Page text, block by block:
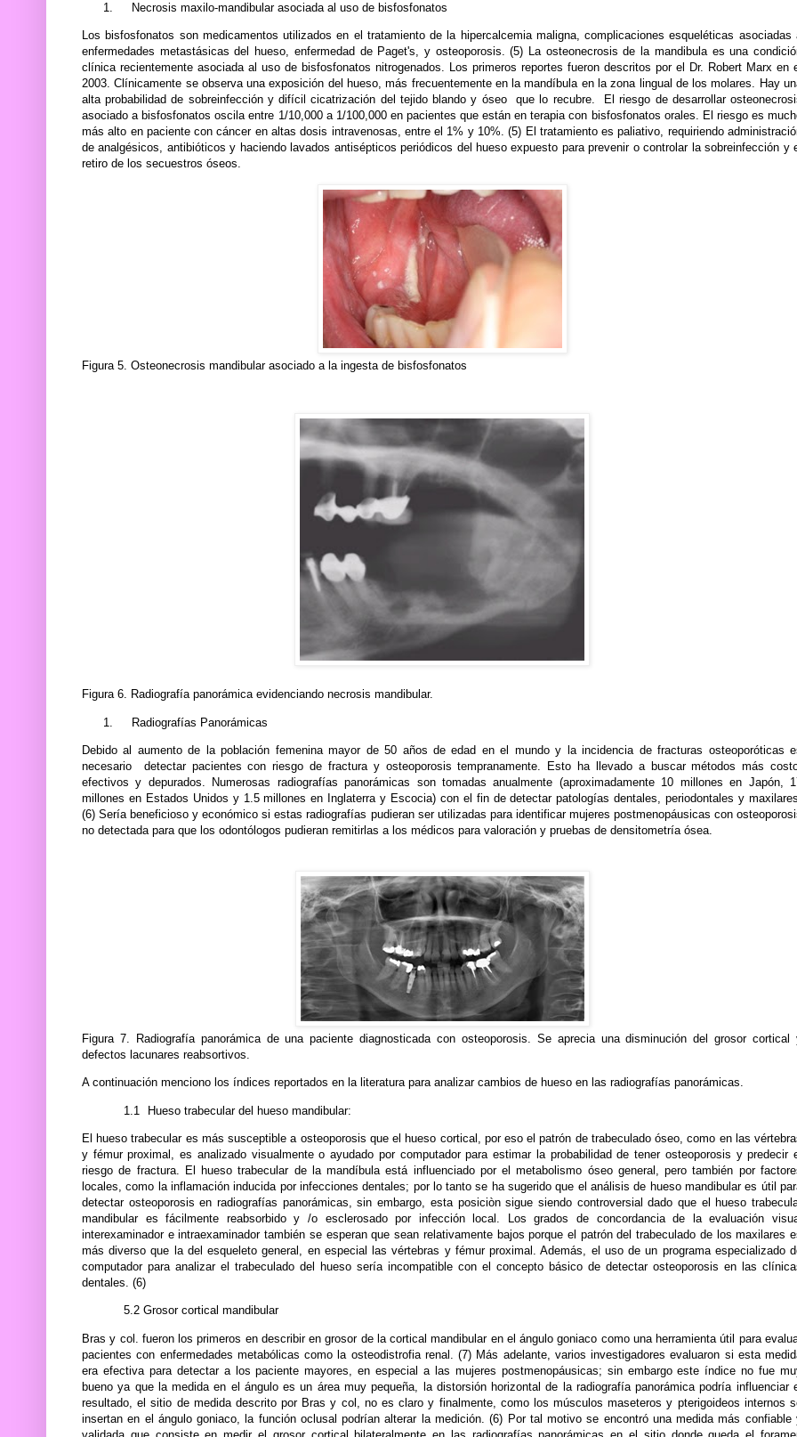
1. Necrosis maxilo-mandibular asociada al uso de bisfosfonatos
Los bisfosfonatos son medicamentos utilizados en el tratamiento de la hipercalcemia maligna, complicaciones esqueléticas asociadas
enfermedades metastásicas del hueso, enfermedad de Paget's, y osteoporosis. (5) La osteonecrosis de la mandibula es una
clínica recientemente asociada al uso de bisfosfonatos nitrogenados. Los primeros reportes fueron descritos por el Dr. Robert Marx en
2003. Clínicamente se observa una exposición del hueso, más frecuentemente en la mandíbula en la zona lingual de los molares. Hay
alta probabilidad de sobreinfección y difícil cicatrización del tejido blando y óseo
que lo recubre.
El riesgo de desarrollar
asociado a bisfosfonatos oscila entre 1/10,000 a 1/100,000 en pacientes que están en terapia con bisfosfonatos orales. El riesgo es
más alto en paciente con cáncer en altas dosis intravenosas, entre el 1% y 10%. (5) El tratamiento es paliativo, requiriendo
de analgésicos, antibióticos y haciendo lavados antisépticos periódicos del hueso expuesto para prevenir o controlar la sobreinfección y
retiro de los secuestros óseos.
Figura 5. Osteonecrosis mandibular asociado a la ingesta de bisfosfonatos
Figura 6. Radiografía panorámica evidenciando necrosis mandibular.
1. Radiografías Panorámicas
Debido al aumento de la población femenina mayor de 50 años de edad en el mundo y la incidencia de fracturas osteoporóticas
necesario
detectar pacientes con riesgo de fractura y osteoporosis tempranamente. Esto ha llevado a buscar métodos más
efectivos y depurados. Numerosas radiografías panorámicas son tomadas anualmente (aproximadamente 10 millones en Japón,
millones en Estados Unidos y 1.5 millones en Inglaterra y Escocia) con el fin de detectar patologías dentales, periodontales y
(6) Sería beneficioso y económico si estas radiografías pudieran ser utilizadas para identificar mujeres postmenopáusicas con
no detectada para que los odontólogos pudieran remitirlas a los médicos para valoración y pruebas de densitometría ósea.
Figura 7. Radiografía panorámica de una paciente diagnosticada con osteoporosis. Se aprecia una disminución del grosor cortical
defectos lacunares reabsortivos.
A continuación menciono los índices reportados en la literatura para analizar cambios de hueso en las radiografías panorámicas.
1.1 Hueso trabecular del hueso mandibular:
El hueso trabecular es más susceptible a osteoporosis que el hueso cortical, por eso el patrón de trabeculado óseo, como en las
y fémur proximal, es analizado visualmente o ayudado por computador para estimar la probabilidad de tener osteoporosis y predecir
riesgo de fractura. El hueso trabecular de la mandíbula está influenciado por el metabolismo óseo general, pero también por
locales, como la inflamación inducida por infecciones dentales; por lo tanto se ha sugerido que el análisis de hueso mandibular es útil
detectar osteoporosis en radiografías panorámicas, sin embargo, esta posiciòn sigue siendo controversial dado que el hueso
mandibular es fácilmente reabsorbido y /o esclerosado por infección local. Los grados de concordancia de la evaluación
interexaminador e intraexaminador también se esperan que sean relativamente bajos porque el patrón del trabeculado de los maxilares
más diverso que la del esqueleto general, en especial las vértebras y fémur proximal. Además, el uso de un programa especializado
computador para analizar el trabeculado del hueso sería incompatible con el concepto básico de detectar osteoporosis en las
dentales. (6)
5.2 Grosor cortical mandibular
Bras y col. fueron los primeros en describir en grosor de la cortical mandibular en el ángulo goniaco como una herramienta útil para
pacientes con enfermedades metabólicas como la osteodistrofia renal. (7) Más adelante, varios investigadores evaluaron si esta
era efectiva para detectar a los paciente mayores, en especial a las mujeres postmenopáusicas; sin embargo este índice no fue
bueno ya que la medida en el ángulo es un área muy pequeña, la distorsión horizontal de la radiografía panorámica podría influenciar
resultado, el sitio de medida descrito por Bras y col, no es claro y finalmente, como los músculos maseteros y pterigoideos internos
insertan en el ángulo goniaco, la función oclusal podrían alterar la medición. (6) Por tal motivo se encontró una medida más confiable